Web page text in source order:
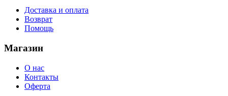
Доставка и оплата
Возврат
Помощь
Магазин
О нас
Контакты
Оферта